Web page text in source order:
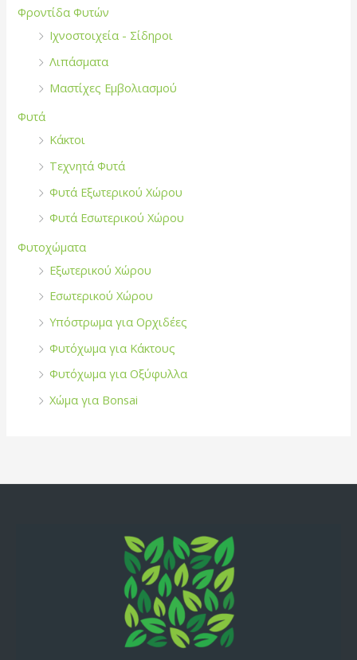
Φροντίδα Φυτών
Ιχνοστοιχεία - Σίδηροι
Λιπάσματα
Μαστίχες Εμβολιασμού
Φυτά
Κάκτοι
Τεχνητά Φυτά
Φυτά Εξωτερικού Χώρου
Φυτά Εσωτερικού Χώρου
Φυτοχώματα
Εξωτερικού Χώρου
Εσωτερικού Χώρου
Υπόστρωμα για Ορχιδέες
Φυτόχωμα για Κάκτους
Φυτόχωμα για Οξύφυλλα
Χώμα για Bonsai